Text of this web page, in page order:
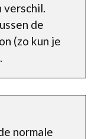
de
(zo kun je
normale